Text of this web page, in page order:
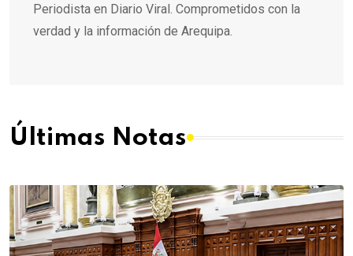
Periodista en Diario Viral. Comprometidos con la
verdad y la información de Arequipa.
Últimas Notas